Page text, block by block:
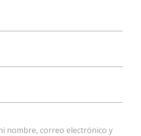
nombre, correo electrónico y